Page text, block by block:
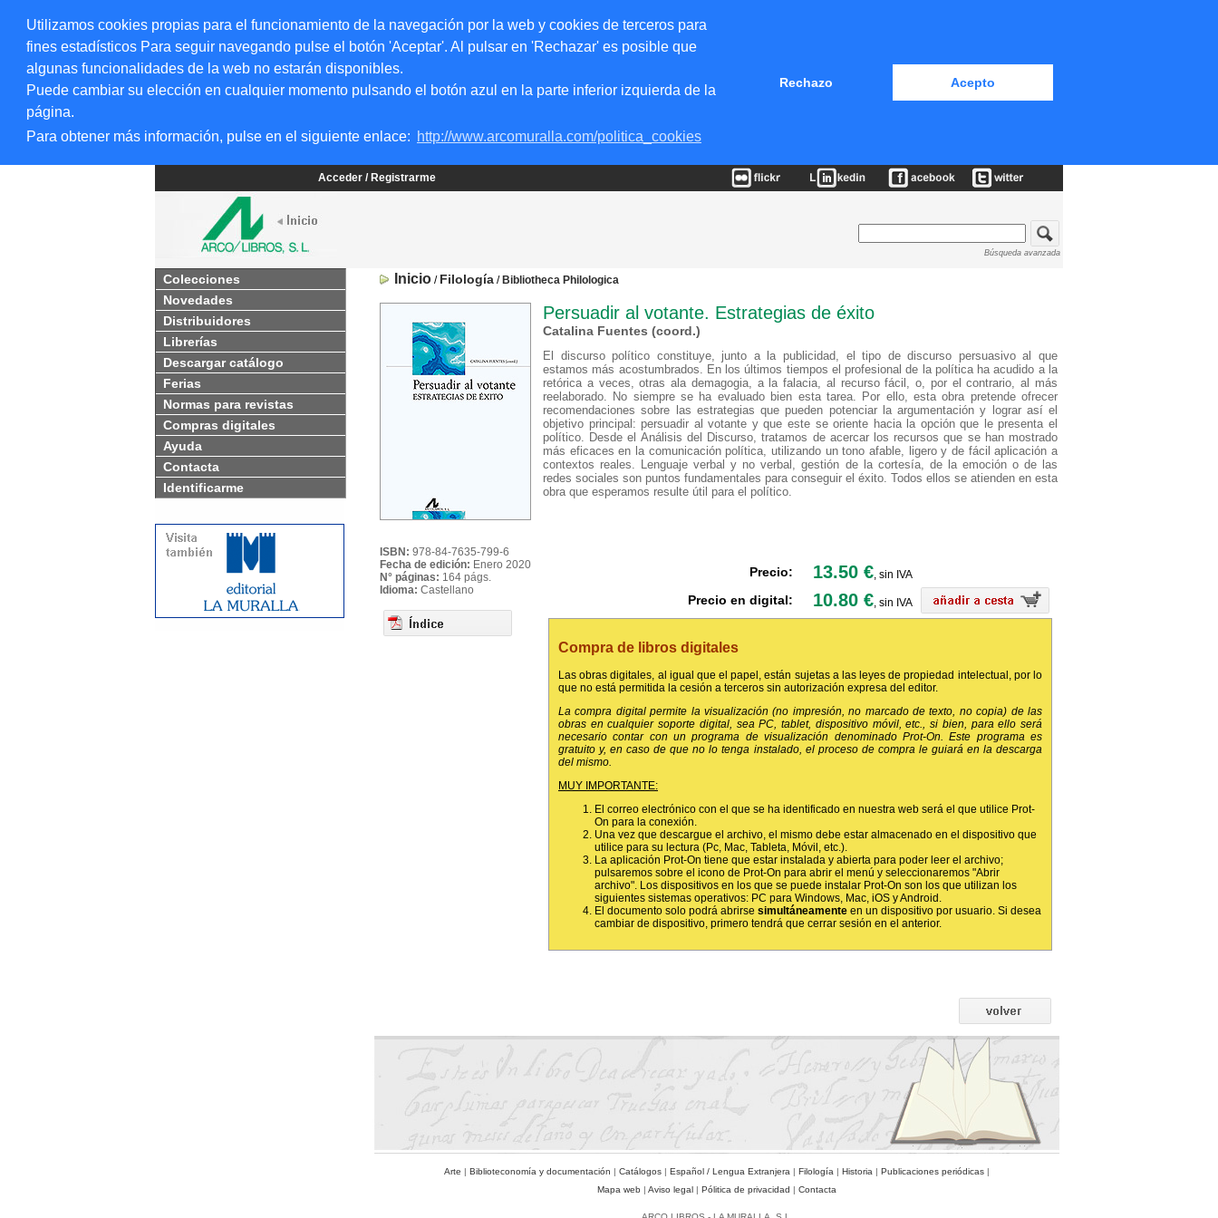
Utilizamos cookies propias para el funcionamiento de la navegación por la web y cookies de terceros para
fines estadísticos Para seguir navegando pulse el botón 'Aceptar'. Al pulsar en 'Rechazar' es posible que
algunas funcionalidades de la web no estarán disponibles.
Puede cambiar su elección en cualquier momento pulsando el botón azul en la parte inferior izquierda de la
página.
Para obtener más información, pulse en el siguiente enlace: http://www.arcomuralla.com/politica_cookies
Rechazo Acepto
Acceder / Registrarme
Búsqueda avanzada
Colecciones
Novedades
Distribuidores
Librerías
Descargar catálogo
Ferias
Normas para revistas
Compras digitales
Ayuda
Contacta
Identificarme
Inicio / Filología / Bibliotheca Philologica
ISBN: 978-84-7635-799-6
Fecha de edición: Enero 2020
N° páginas: 164 págs.
Idioma: Castellano
Persuadir al votante. Estrategias de éxito
Catalina Fuentes (coord.)
El discurso político constituye, junto a la publicidad, el tipo de discurso persuasivo al que
estamos más acostumbrados. En los últimos tiempos el profesional de la política ha acudido a la
retórica a veces, otras ala demagogia, a la falacia, al recurso fácil, o, por el contrario, al más
reelaborado. No siempre se ha evaluado bien esta tarea. Por ello, esta obra pretende ofrecer
recomendaciones sobre las estrategias que pueden potenciar la argumentación y lograr así el
objetivo principal: persuadir al votante y que este se oriente hacia la opción que le presenta el
político. Desde el Análisis del Discurso, tratamos de acercar los recursos que se han mostrado
más eficaces en la comunicación política, utilizando un tono afable, ligero y de fácil aplicación a
contextos reales. Lenguaje verbal y no verbal, gestión de la cortesía, de la emoción o de las
redes sociales son puntos fundamentales para conseguir el éxito. Todos ellos se atienden en esta
obra que esperamos resulte útil para el político.
Precio: 13.50 €, sin IVA
Precio en digital: 10.80 €, sin IVA
Compra de libros digitales
Las obras digitales, al igual que el papel, están sujetas a las leyes de propiedad intelectual, por lo
que no está permitida la cesión a terceros sin autorización expresa del editor.
La compra digital permite la visualización (no impresión, no marcado de texto, no copia) de las
obras en cualquier soporte digital, sea PC, tablet, dispositivo móvil, etc., si bien, para ello será
necesario contar con un programa de visualización denominado Prot-On. Este programa es
gratuito y, en caso de que no lo tenga instalado, el proceso de compra le guiará en la descarga
del mismo.
MUY IMPORTANTE:
El correo electrónico con el que se ha identificado en nuestra web será el que utilice Prot-
On para la conexión.
Una vez que descargue el archivo, el mismo debe estar almacenado en el dispositivo que
utilice para su lectura (Pc, Mac, Tableta, Móvil, etc.).
La aplicación Prot-On tiene que estar instalada y abierta para poder leer el archivo;
pulsaremos sobre el icono de Prot-On para abrir el menú y seleccionaremos "Abrir
archivo". Los dispositivos en los que se puede instalar Prot-On son los que utilizan los
siguientes sistemas operativos: PC para Windows, Mac, iOS y Android.
El documento solo podrá abrirse simultáneamente en un dispositivo por usuario. Si desea
cambiar de dispositivo, primero tendrá que cerrar sesión en el anterior.
Arte | Biblioteconomía y documentación | Catálogos | Español / Lengua Extranjera | Filología | Historia | Publicaciones periódicas |
Mapa web | Aviso legal | Pólitica de privacidad | Contacta